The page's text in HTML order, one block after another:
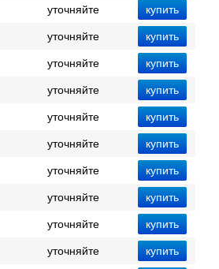
уточняйте
уточняйте
уточняйте
уточняйте
уточняйте
уточняйте
уточняйте
уточняйте
уточняйте
уточняйте